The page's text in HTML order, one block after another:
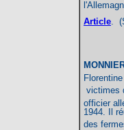
Article .
victimes
officier
1944. Il
des